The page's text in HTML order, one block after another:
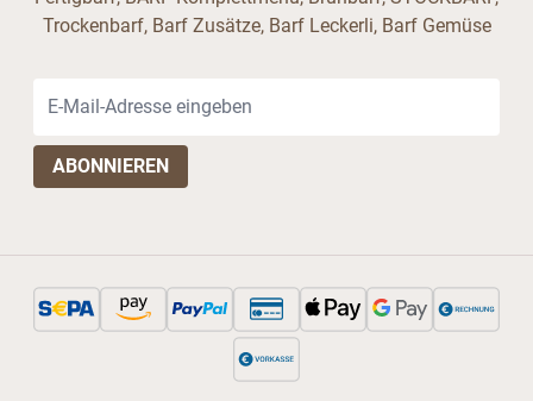
Trockenbarf, Barf Zusätze, Barf Leckerli, Barf Gemüse